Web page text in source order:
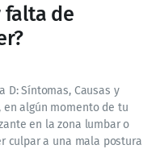
falta de
Síntomas, Causas y
en algún momento de tu
en la zona lumbar o
culpar a una mala postura